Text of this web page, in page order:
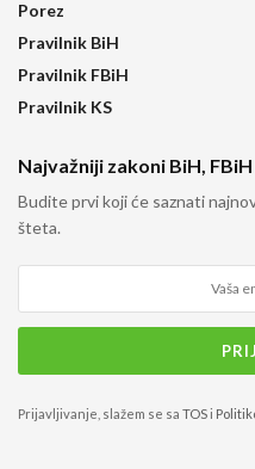
Porez
Pravilnik BiH
Pravilnik FBiH
Pravilnik KS
Najvažniji zakoni BiH,
Budite prvi koji će saznati
šteta.
Prijavljivanje, slažem se sa TOSi